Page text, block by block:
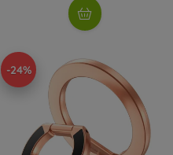
-24%